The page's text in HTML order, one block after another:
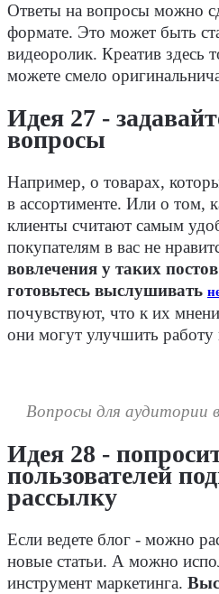
Ответы на вопросы можно
формате. Это может быть
видеоролик. Креатив здесь
можете смело
Идея 27 -
вопросы
Например, о товарах,
в ассортименте. Или о том,
клиенты считают самым
покупателям в вас не
вовлечения у таких
готовьтесь выслушивать
почувствуют, что к их
они могут улучшить работу
Вопросы для аудитории
Идея 28 -
пользователей
рассылку
Если ведете блог - можно
новые статьи. А можно
инструмент маркетинга.